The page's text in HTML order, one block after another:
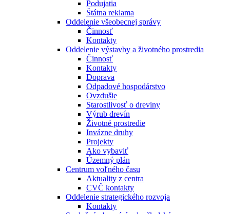
Podujatia
Štátna reklama
Oddelenie všeobecnej správy
Činnosť
Kontakty
Oddelenie výstavby a životného prostredia
Činnosť
Kontakty
Doprava
Odpadové hospodárstvo
Ovzdušie
Starostlivosť o dreviny
Výrub drevín
Životné prostredie
Invázne druhy
Projekty
Ako vybaviť
Územný plán
Centrum voľného času
Aktuality z centra
CVČ kontakty
Oddelenie strategického rozvoja
Kontakty